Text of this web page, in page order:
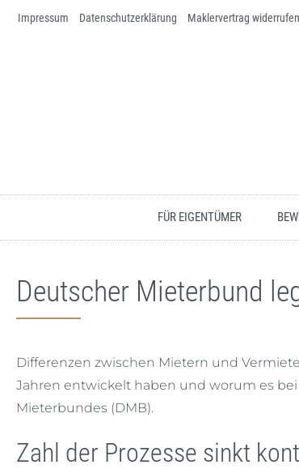
Skip to content
Impressum Datenschutz­erklärung Maklervertrag widerrufen
FÜR EIGENTÜMER
Deutscher Mieterbund
Differenzen zwischen Mietern und
Jahren entwickelt haben und worum es
Mieterbundes (DMB).
Zahl der Prozesse sinkt